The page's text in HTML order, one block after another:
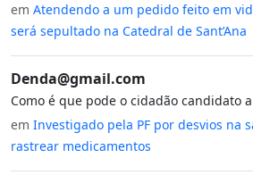
em Atendendo a um pedido feito em
será sepultado na Catedral de Sant’Ana
Denda@gmail.com
Como é que pode o cidadão candidato
em Investigado pela PF por desvios na
rastrear medicamentos